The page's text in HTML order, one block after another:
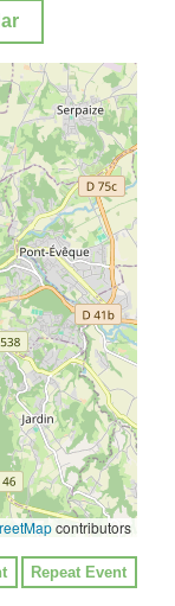
contributors
Repeat Event